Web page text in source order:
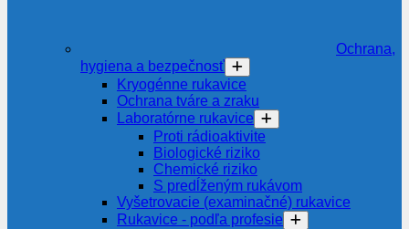
Ochrana,
hygiena a bezpečnosť
Kryogénne rukavice
Ochrana tváre a zraku
Laboratórne rukavice
Proti rádioaktivite
Biologické riziko
Chemické riziko
S predĺženým rukávom
Vyšetrovacie (examinačné) rukavice
Rukavice - podľa profesie